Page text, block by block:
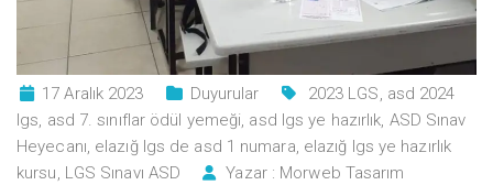
17 Aralık 2023 Duyurular 2023 LGS, asd 2024
lgs, asd 7. sınıflar ödül yemeği, asd lgs ye hazırlık, ASD Sınav
Heyecanı, elazığ lgs de asd 1 numara, elazığ lgs ye hazırlık
kursu, LGS Sınavı ASD Yazar : Morweb Tasarım